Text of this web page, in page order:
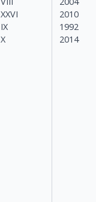
XXVI
IX
X
2010
1992
2014